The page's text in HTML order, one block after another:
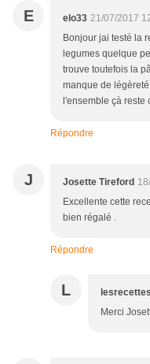
E elo33 21/07/2017
Bonjour jai testé la
legumes quelque
trouve toutefois la
manque de
l'ensemble çà reste
Répondre
J Josette Tireford
Excellente cette
bien régalé .
Répondre
L
Merci